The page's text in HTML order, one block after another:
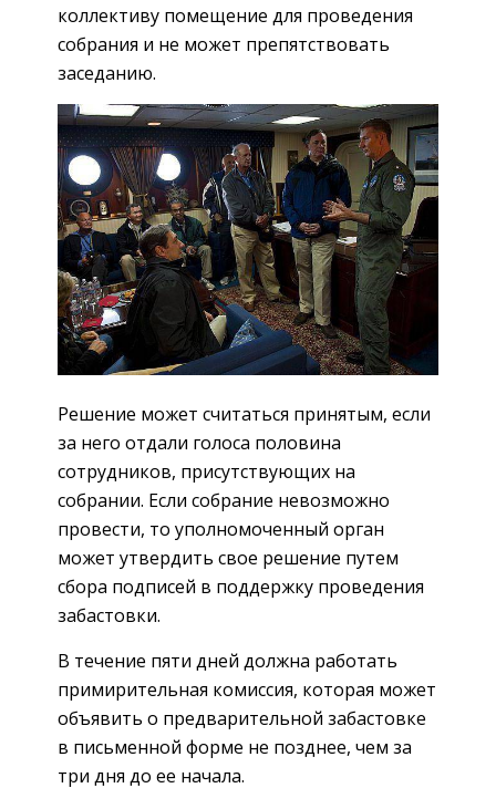
коллективу помещение для проведения
собрания и не может препятствовать
заседанию.
Решение может считаться принятым, если
за него отдали голоса половина
сотрудников, присутствующих на
собрании. Если собрание невозможно
провести, то уполномоченный орган
может утвердить свое решение путем
сбора подписей в поддержку проведения
забастовки.
В течение пяти дней должна работать
примирительная комиссия, которая может
объявить о предварительной забастовке
в письменной форме не позднее, чем за
три дня до ее начала.